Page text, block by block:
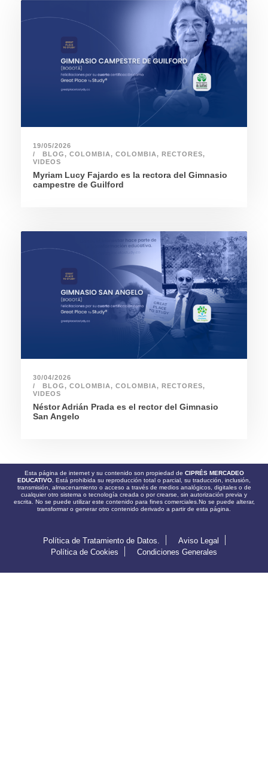
19/05/2026
BLOG, COLOMBIA, COLOMBIA, RECTORES,
VIDEOS
Myriam Lucy Fajardo es la rectora del Gimnasio
campestre de Guilford
30/04/2026
BLOG, COLOMBIA, COLOMBIA, RECTORES,
VIDEOS
Néstor Adrián Prada es el rector del Gimnasio
San Angelo
Esta página de internet y su contenido son propiedad de CIPRÉS MERCADEO
EDUCATIVO. Está prohibida su reproducción total o parcial, su traducción, inclusión,
transmisión, almacenamiento o acceso a través de medios analógicos, digitales o de
cualquier otro sistema o tecnología creada o por crearse, sin autorización previa y
escrita. No se puede utilizar este contenido para fines comerciales.No se puede alterar,
transformar o generar otro contenido derivado a partir de esta página.
Política de Tratamiento de Datos.
Aviso Legal
Política de Cookies
Condiciones Generales